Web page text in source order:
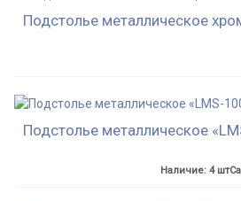
Подстолье металлическое
Подстолье металлическое
Наличие: 4 шт